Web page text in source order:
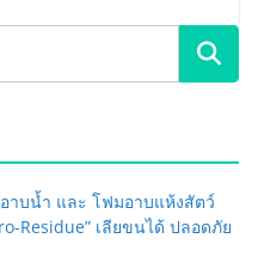
อาบน้ำ และ โฟมอาบแห้งสัตว์
Residue” เลียขนได้ ปลอดภัย